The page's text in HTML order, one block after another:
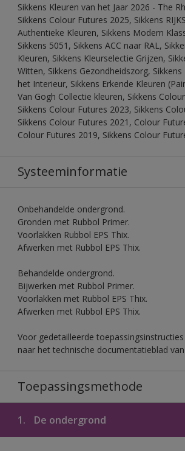
Sikkens Kleuren van het Jaar 2026 - The
Sikkens Colour Futures 2025, Sikkens
Authentieke Kleuren, Sikkens Modern
Sikkens 5051, Sikkens ACC naar RAL,
Kleuren, Sikkens Kleurselectie Grijzen,
Witten, Sikkens Gezondheidszorg,
het Interieur, Sikkens Erkende Kleuren
Van Gogh Collectie kleuren, Sikkens
Sikkens Colour Futures 2023, Sikkens
Sikkens Colour Futures 2021, Colour
Colour Futures 2019, Sikkens Colour
Systeeminformatie
Onbehandelde ondergrond.
Gronden met Rubbol Primer.
Voorlakken Rubbol EPS Thix.
Afwerken met Rubbol EPS Thix.
Behandelde ondergrond.
Bijwerken met Rubbol Primer.
Voorlakken met Rubbol EPS Thix.
Afwerken met Rubbol EPS Thix.
Voor gedetailleerde
naar het technische documentatieblad
Toepassingsmethode
1. De ondergrond